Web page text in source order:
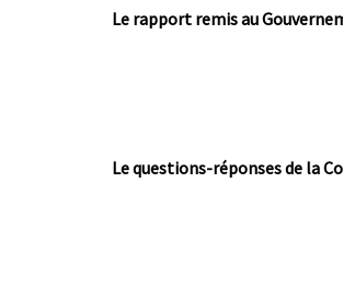
Le rapport remis au
Le questions-réponses de la